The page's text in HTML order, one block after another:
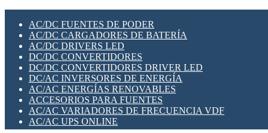
SWITCH Y MICROSWITCH
TARJETAS PI
UNIÓN Y DERIVACIÓN DE CABLE
PLACAS MODULARES IOT
SWITCHES Y REDES WIFI
SOLUCIONES IOT
SOLUCIONES LORAWAN
SOLUCIONES RED CELULAR
SEGURIDAD PARA REDES
SWITCHES LAN
TELEFONÍA IP (VOIP)
VIGILANCIA IP (CCTV)
MESHTASTIC
AC/DC FUENTES DE PODER
AC/DC CARGADORES DE BATERÍA
AC/DC DRIVERS LED
DC/DC CONVERTIDORES
DC/DC CONVERTIDORES DRIVER LED
DC/AC INVERSORES DE ENERGÍA
AC/AC ENERGÍAS RENOVABLES
ACCESORIOS PARA FUENTES
AC/AC VARIADORES DE FRECUENCIA VDF
AC/AC UPS ONLINE